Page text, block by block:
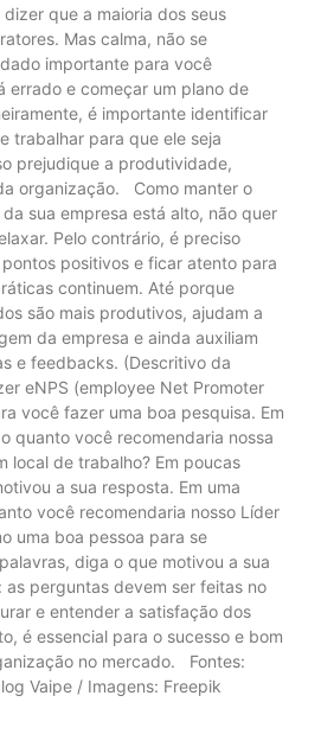
que a maioria dos seus
Mas calma, não se
importante para você
errado e começar um plano de
é importante identificar
trabalhar para que ele seja
prejudique a produtividade,
organização. Como manter o
sua empresa está alto, não quer
Pelo contrário, é preciso
positivos e ficar atento para
continuem. Até porque
são mais produtivos, ajudam a
da empresa e ainda auxiliam
e feedbacks. (Descritivo da
eNPS (employee Net Promoter
você fazer uma boa pesquisa. Em
quanto você recomendaria nossa
local de trabalho? Em poucas
a sua resposta. Em uma
você recomendaria nosso Líder
uma boa pessoa para se
diga o que motivou a sua
perguntas devem ser feitas no
e entender a satisfação dos
é essencial para o sucesso e bom
no mercado. Fontes:
Vaipe / Imagens: Freepik